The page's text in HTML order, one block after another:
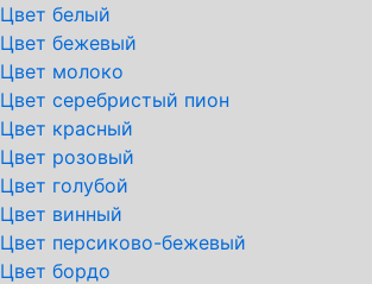
Цвет белый
Цвет бежевый
Цвет молоко
Цвет серебристый пион
Цвет красный
Цвет розовый
Цвет голубой
Цвет винный
Цвет персиково-бежевый
Цвет бордо